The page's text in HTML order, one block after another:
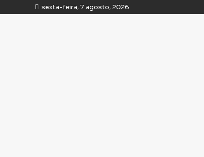
sexta-feira, 7 agosto, 2026